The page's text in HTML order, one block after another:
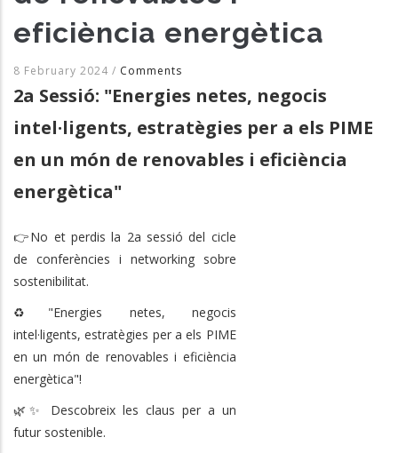
eficiència energètica
8 February 2024 / Comments
2a Sessió: "Energies netes, negocis
intel·ligents, estratègies per a els PIME
en un món de renovables i eficiència
energètica"
👉No et perdis la 2a sessió del cicle
de conferències i networking sobre
sostenibilitat.
♻️"Energies netes, negocis
intel·ligents, estratègies per a els PIME
en un món de renovables i eficiència
energètica"!
🌿✨ Descobreix les claus per a un
futur sostenible.